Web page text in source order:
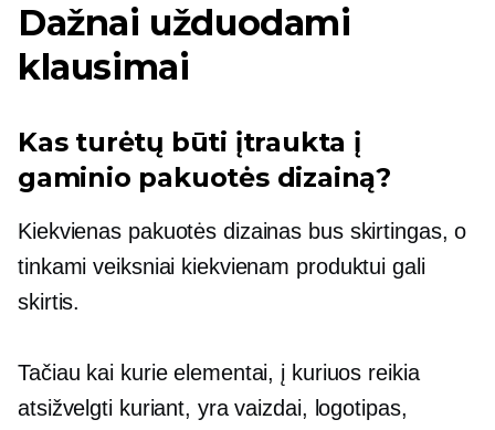
Dažnai užduodami
klausimai
Kas turėtų būti įtraukta į
gaminio pakuotės dizainą?
Kiekvienas pakuotės dizainas bus skirtingas, o
tinkami veiksniai kiekvienam produktui gali
skirtis.
Tačiau kai kurie elementai, į kuriuos reikia
atsižvelgti kuriant, yra vaizdai, logotipas,